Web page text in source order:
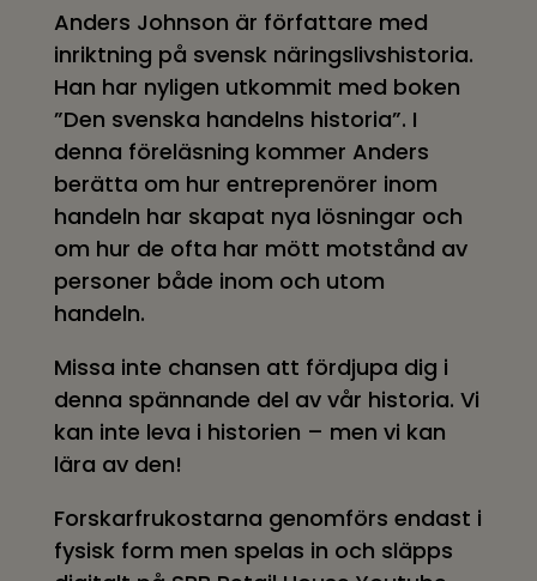
Anders Johnson är författare med
inriktning på svensk näringslivshistoria.
Han har nyligen utkommit med boken
”Den svenska handelns historia”. I
denna föreläsning kommer Anders
berätta om hur entreprenörer inom
handeln har skapat nya lösningar och
om hur de ofta har mött motstånd av
personer både inom och utom
handeln.
Missa inte chansen att fördjupa dig i
denna spännande del av vår historia. Vi
kan inte leva i historien – men vi kan
lära av den!
Forskarfrukostarna genomförs endast i
fysisk form men spelas in och släpps